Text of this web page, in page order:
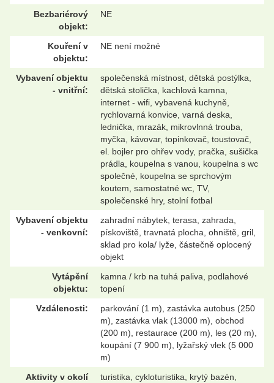
Bezbariérový
objekt:
NE
Kouření v
objektu:
NE není možné
Vybavení objektu
- vnitřní:
společenská místnost, dětská postýlka,
dětská stolička, kachlová kamna,
internet - wifi, vybavená kuchyně,
rychlovarná konvice, varná deska,
lednička, mrazák, mikrovlnná trouba,
myčka, kávovar, topinkovač, toustovač,
el. bojler pro ohřev vody, pračka, sušička
prádla, koupelna s vanou, koupelna s wc
společné, koupelna se sprchovým
koutem, samostatné wc, TV,
společenské hry, stolní fotbal
Vybavení objektu
- venkovní:
zahradní nábytek, terasa, zahrada,
pískoviště, travnatá plocha, ohniště, gril,
sklad pro kola/ lyže, částečně oplocený
objekt
Vytápění
objektu:
kamna / krb na tuhá paliva, podlahové
topení
Vzdálenosti:
parkování (1 m), zastávka autobus (250
m), zastávka vlak (13000 m), obchod
(200 m), restaurace (200 m), les (20 m),
koupání (7 900 m), lyžařský vlek (5 000
m)
Aktivity v okolí
turistika, cykloturistika, krytý bazén,